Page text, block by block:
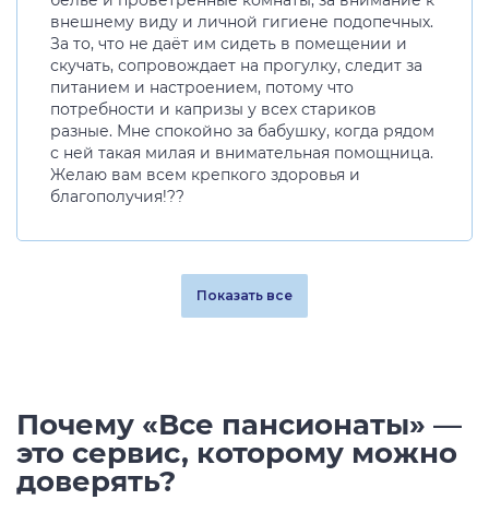
внешнему виду и личной гигиене подопечных.
За то, что не даёт им сидеть в помещении и
скучать, сопровождает на прогулку, следит за
питанием и настроением, потому что
потребности и капризы у всех стариков
разные. Мне спокойно за бабушку, когда рядом
с ней такая милая и внимательная помощница.
Желаю вам всем крепкого здоровья и
благополучия!??
Показать все
Почему «Все пансионаты» —
это сервис, которому можно
доверять?